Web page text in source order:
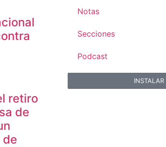
retiro
de
Notas
Secciones
Podcast
INSTALAR